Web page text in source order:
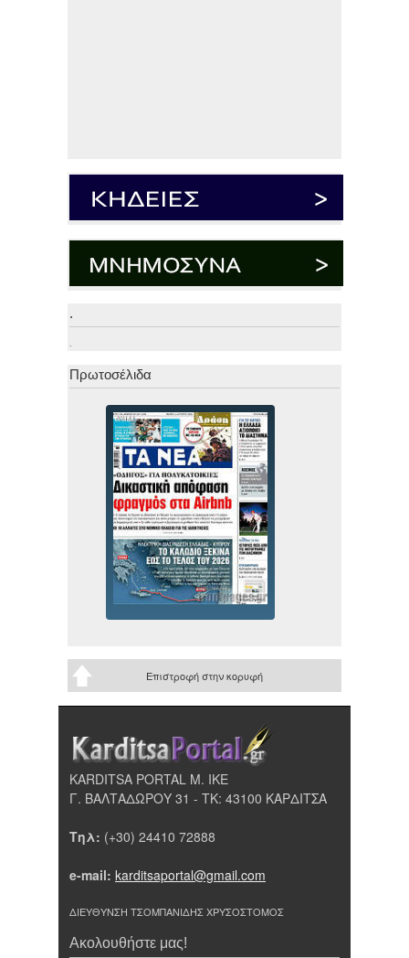
.
.
Πρωτοσέλιδα
Επιστροφή στην κορυφή
KARDITSA PORTAL Μ. ΙΚΕ
Γ. ΒΑΛΤΑΔΩΡΟΥ 31 - ΤΚ: 43100 ΚΑΡΔΙΤΣΑ
Τηλ: (+30) 24410 72888
e-mail: karditsaportal@gmail.com
ΔΙΕΥΘΥΝΣΗ ΤΣΟΜΠΑΝΙΔΗΣ ΧΡΥΣΟΣΤΟΜΟΣ
Ακολουθήστε μας!